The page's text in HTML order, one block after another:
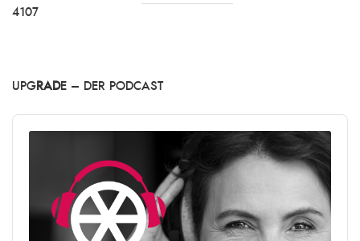
4107
UPG RADE – DER PODCAST
Audio